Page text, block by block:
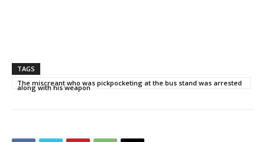
TAGS
The miscreant who was pickpocketing at the bus stand was arrested
along with his weapon